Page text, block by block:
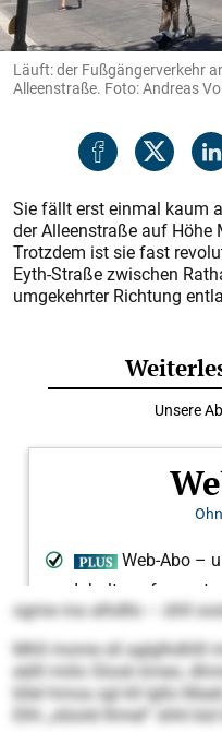
Läuft: der Fußgängerverkehr
Alleenstraße. Foto: Andreas
Sie fällt erst einmal kaum
der Alleenstraße auf Höhe
Trotzdem ist sie fast
Eyth-Straße zwischen
umgekehrter Richtung
ogme ma alhdllo – ühll
Mhll mome sll aglglhdhlll
eälll miilo Slook kmeo,
kllel hmoa sgl kll lgllo
Elhl „slüold Ihmel“ shhl